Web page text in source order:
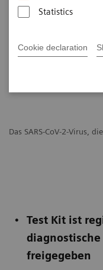
Statistics
Cookie declaration
Das SARS-CoV-2-Virus,
Test Kit ist
diagnostische
freigegeben